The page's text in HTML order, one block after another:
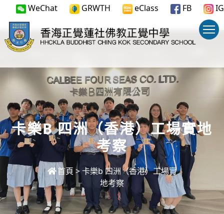
WeChat GRWTH eClass FB IG
卡樂b 四洲（香港）工場實地
考察
首頁 > 卡樂b 四洲（香港）工場實
地考察